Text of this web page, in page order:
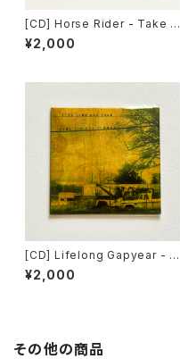
[CD] Horse Rider - Take M
e With You EP / Far From H
ome Records DISTRO
¥2,000
[CD] Lifelong Gapyear - h
ome for the summer / Far
From Home Records DIST
¥2,000
その他の商品